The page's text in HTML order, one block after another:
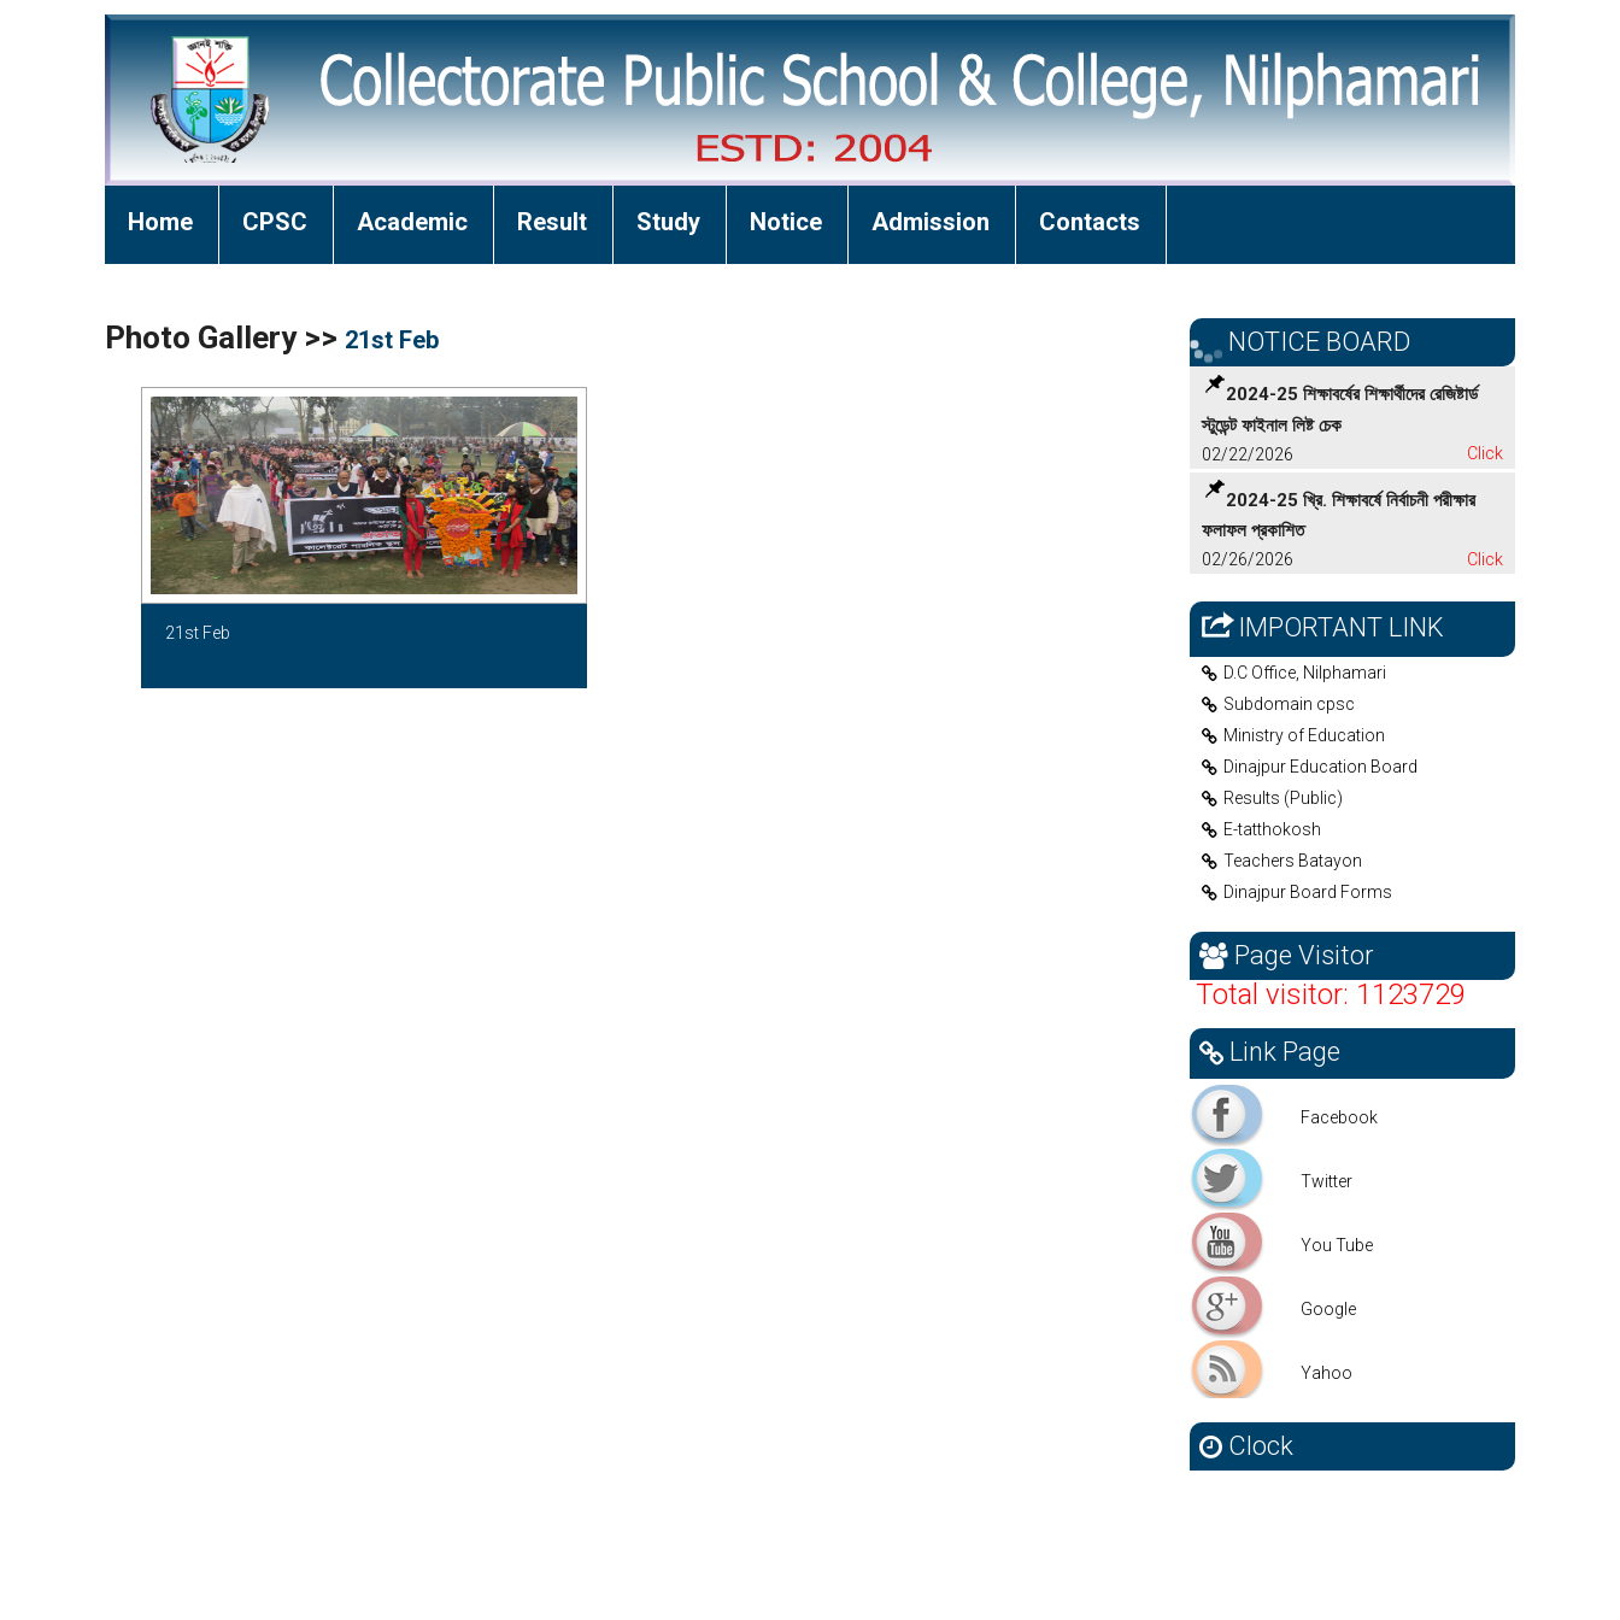
Home CPSC Academic Result Study Notice Admission Contacts
Photo Gallery >> 21st Feb
21st Feb
NOTICE BOARD
2024-25 শিক্ষাবর্ষের শিক্ষার্থীদের রেজিষ্টার্ড
স্টুডেন্ট ফাইনাল লিষ্ট চেক
02/22/2026 Click
2024-25 খ্রি. শিক্ষাবর্ষে নির্বাচনী পরীক্ষার
ফলাফল প্রকাশিত
02/26/2026 Click
IMPORTANT LINK
D.C Office, Nilphamari
Subdomain cpsc
Ministry of Education
Dinajpur Education Board
Results (Public)
E-tatthokosh
Teachers Batayon
Dinajpur Board Forms
Page Visitor
Total visitor: 1123729
Link Page
Facebook
Facebook
Twitter
Twitter
You Tube
You Tube
Google
Google
Yahoo
Yahoo
Clock